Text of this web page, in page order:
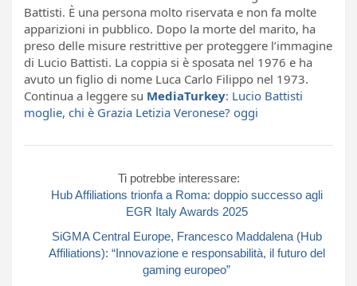
Battisti. È una persona molto riservata e non fa molte
apparizioni in pubblico. Dopo la morte del marito, ha
preso delle misure restrittive per proteggere l’immagine
di Lucio Battisti. La coppia si è sposata nel 1976 e ha
avuto un figlio di nome Luca Carlo Filippo nel 1973.
Continua a leggere su MediaTurkey: Lucio Battisti
moglie, chi è Grazia Letizia Veronese? oggi
Ti potrebbe interessare:
Hub Affiliations trionfa a Roma: doppio successo agli
EGR Italy Awards 2025
SiGMA Central Europe, Francesco Maddalena (Hub
Affiliations): “Innovazione e responsabilità, il futuro del
gaming europeo”